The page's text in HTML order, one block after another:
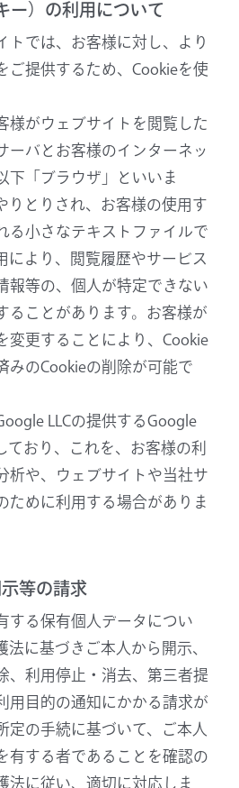
）の利用について
トでは、お客様に対し、より
ご提供するため、Cookieを使
様がウェブサイトを閲覧した
ーバとお客様のインターネッ
下「ブラウザ」といいま
りとりされ、お客様の使用す
る小さなテキストファイルで
により、閲覧履歴やサービス
報等の、個人が特定できない
ることがあります。お客様が
変更することにより、Cookie
みのCookieの削除が可能で
LLCの提供するGoogle
ており、これを、お客様の利
析や、ウェブサイトや当社サ
ために利用する場合がありま
等の請求
する保有個人データについ
法に基づきご本人から開示、
、利用停止・消去、第三者提
用目的の通知にかかる請求が
定の手続に基づいて、ご本人
有する者であることを確認の
法に従い、適切に対応しま